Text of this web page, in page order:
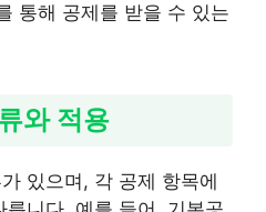
통해 공제를 받을 수 있는
와 적용
있으며, 각 공제 항목에